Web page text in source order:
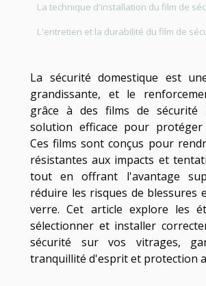
La technique d'installation du film de
L'entretien et la durabilité du film de
La sécurité domestique est
grandissante, et le
grâce à des films de sécurité
solution efficace pour
Ces films sont conçus pour
résistantes aux impacts et
tout en offrant l'avantage
réduire les risques de blessures
verre. Cet article explore les
sélectionner et installer
sécurité sur vos vitrages,
tranquillité d'esprit et protection